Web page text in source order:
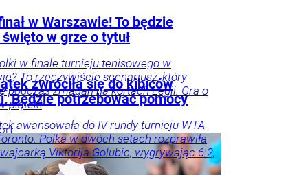
w Warszawie! To będzie
w grze o tytuł
w finale turnieju tenisowego w
To rzeczywiście scenariusz, który
podczas zmagań na kortach Legii. Gra o
piątek!
zwróciła się do kibiców
Będzie potrzebować pomocy
awansowała do IV rundy turnieju WTA
Polka w dwóch setach rozprawiła
Viktorija Golubic, wygrywając 6:2,